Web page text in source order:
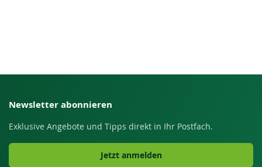
Newsletter abonnieren
Exklusive Angebote und Tipps direkt in Ihr Postfach.
Jetzt anmelden